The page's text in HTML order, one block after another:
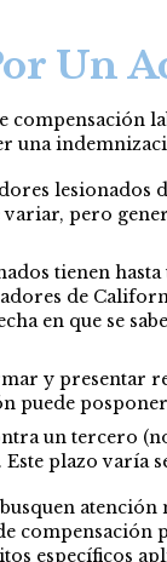
Un
compensación
una
lesionados
pero
tienen
de
en que se
y presentar
puede
un tercero
plazo
atención
compensación